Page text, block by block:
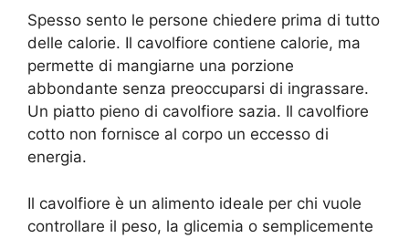
Spesso sento le persone chiedere prima di tutto
delle calorie. Il cavolfiore contiene calorie, ma
permette di mangiarne una porzione
abbondante senza preoccuparsi di ingrassare.
Un piatto pieno di cavolfiore sazia. Il cavolfiore
cotto non fornisce al corpo un eccesso di
energia.
Il cavolfiore è un alimento ideale per chi vuole
controllare il peso, la glicemia o semplicemente